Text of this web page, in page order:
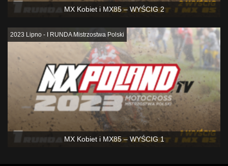
MX Kobiet i MX85 – WYŚCIG 2
MX Kobiet i MX85 – WYŚCIG 1
2023 Lipno - I RUNDA Mistrzostwa Polski